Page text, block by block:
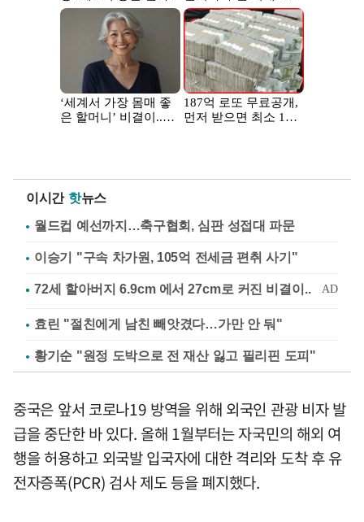
이시간 핫뉴스
월드컵 예선까지…축구협회, 심판 성접대 파문
이승기 "구속 차가원, 105억 전세금 편취 사기"
효린 "절친에게 남친 빼앗겼다…가만 안 둬"
황기순 "원정 도박으로 전 재산 잃고 필리핀 도피"
중국은 앞서 코로나19 방역을 위해 외국인 관광 비자 발
급을 중단한 바 있다. 올해 1월부터는 자국민의 해외 여
행을 허용하고 외국발 입국자에 대한 격리와 도착 후 유
전자증폭(PCR) 검사 제도 등을 폐지했다.